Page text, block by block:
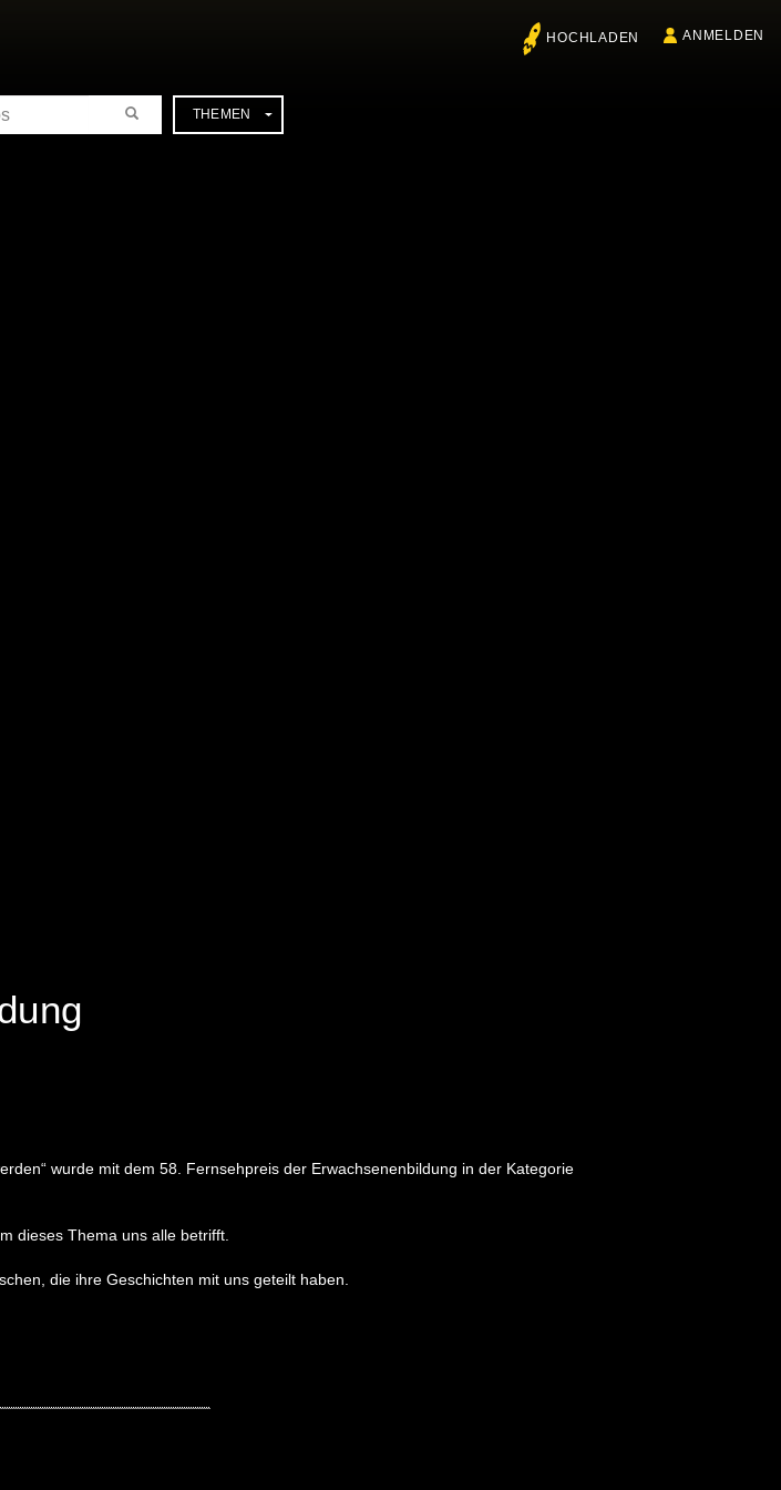
HOCHLADEN ANMELDEN
THEMEN
wurde mit dem 58. Fernsehpreis der Erwachsenenbildung in der Kategorie
dieses Thema uns alle betrifft.
die ihre Geschichten mit uns geteilt haben.